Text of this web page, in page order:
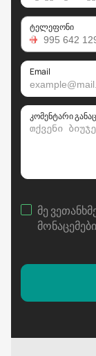
ტელეფონი
Email
კომენტარი
მე
მონაცემები